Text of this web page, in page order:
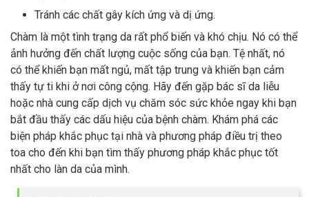
Tránh các chất gây kích ứng và dị ứng.
Chàm là một tình trạng da rất phổ biến và khó chịu. Nó có thể
ảnh hưởng đến chất lượng cuộc sống của bạn. Tệ nhất, nó
có thể khiến bạn mất ngủ, mất tập trung và khiến bạn cảm
thấy tự ti khi ở nơi công cộng. Hãy đến gặp bác sĩ da liễu
hoặc nhà cung cấp dịch vụ chăm sóc sức khỏe ngay khi bạn
bắt đầu thấy các dấu hiệu của bệnh chàm. Khám phá các
biện pháp khắc phục tại nhà và phương pháp điều trị theo
toa cho đến khi bạn tìm thấy phương pháp khắc phục tốt
nhất cho làn da của mình.